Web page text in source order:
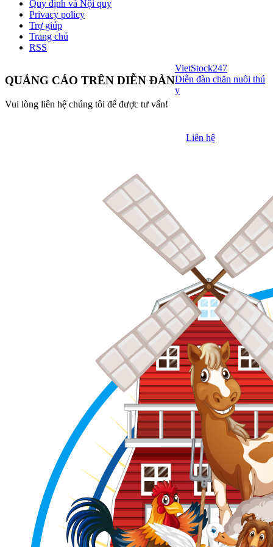
Quy định và Nội quy
Privacy policy
Trợ giúp
Trang chủ
RSS
QUẢNG CÁO TRÊN DIỄN ĐÀN
Vui lòng liên hệ chúng tôi để được tư vấn!
Liên hệ
VietStock247
Diễn đàn chăn nuôi thú
y